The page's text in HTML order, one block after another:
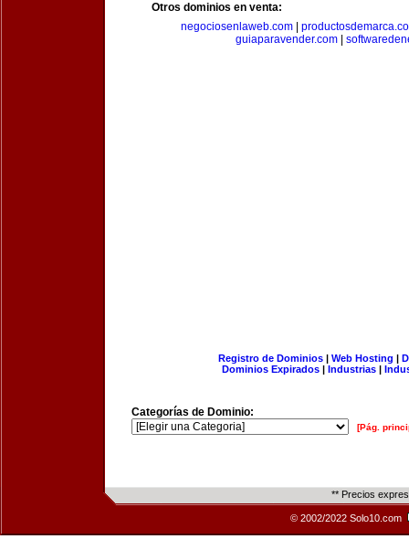
Otros dominios en venta:
negociosenlaweb.com
guiaparavender.com|
Registro de Dominios| Web Hosting |
Dominios Expirados | Industrias |
Categorías de Dominio:
[Pág.
** Precios
© 2002/2022 Solo10.com